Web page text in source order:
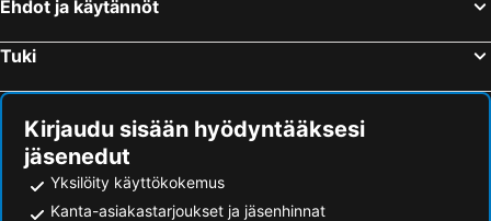
Ehdot ja käytännöt
Tuki
Kirjaudu sisään hyödyntääksesi
jäsenedut
Yksilöity käyttökokemus
Kanta-asiakastarjoukset ja jäsenhinnat